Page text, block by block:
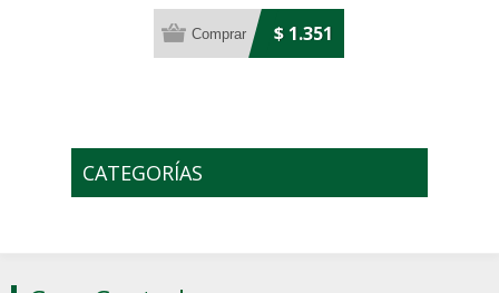
$ 1.351
CATEGORÍAS